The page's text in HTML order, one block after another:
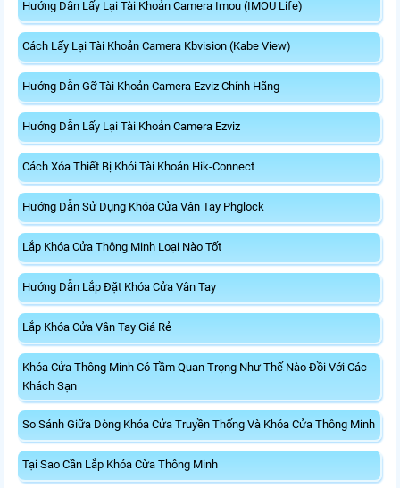
Hướng Dẫn Lấy Lại Tài Khoản Camera Imou (IMOU Life)
Cách Lấy Lại Tài Khoản Camera Kbvision (Kabe View)
Hướng Dẫn Gỡ Tài Khoản Camera Ezviz Chính Hãng
Hướng Dẫn Lấy Lại Tài Khoản Camera Ezviz
Cách Xóa Thiết Bị Khỏi Tài Khoản Hik-Connect
Hướng Dẫn Sử Dụng Khóa Cửa Vân Tay Phglock
Lắp Khóa Cửa Thông Minh Loại Nào Tốt
Hướng Dẫn Lắp Đặt Khóa Cửa Vân Tay
Lắp Khóa Cửa Vân Tay Giá Rẻ
Khóa Cửa Thông Minh Có Tầm Quan Trọng Như Thế Nào Đồi Với Các
Khách Sạn
So Sánh Giữa Dòng Khóa Cửa Truyền Thống Và Khóa Cửa Thông Minh
Tại Sao Cần Lắp Khóa Cừa Thông Minh